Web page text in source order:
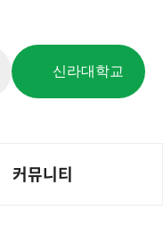
신라대학교
커뮤니티